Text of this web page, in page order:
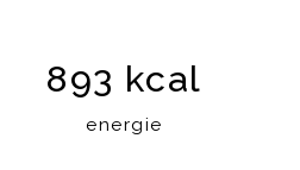
893 kcal
energie